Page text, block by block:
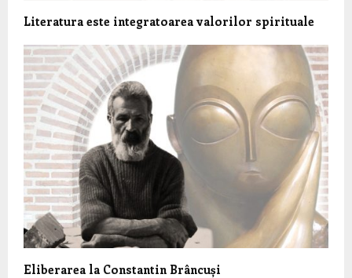
Literatura este integratoarea valorilor spirituale
Eliberarea la Constantin Brâncuși